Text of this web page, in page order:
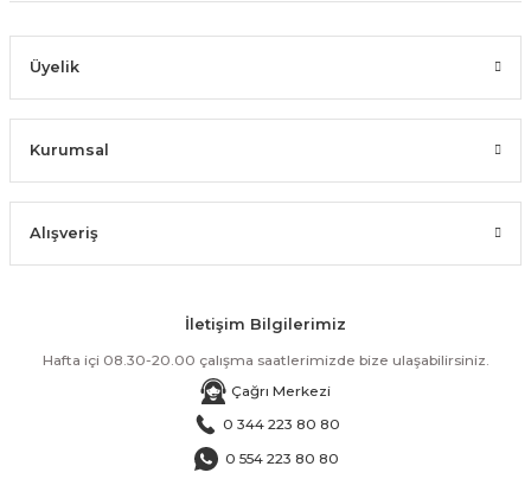
Üyelik
Kurumsal
Alışveriş
İletişim Bilgilerimiz
Hafta içi 08.30-20.00 çalışma saatlerimizde bize ulaşabilirsiniz.
Çağrı Merkezi
0 344 223 80 80
0 554 223 80 80